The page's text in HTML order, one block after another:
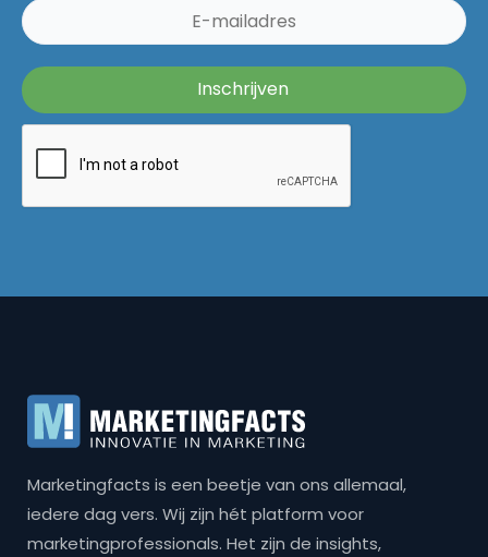
Marketingfacts is een beetje van ons allemaal,
iedere dag vers. Wij zijn hét platform voor
marketingprofessionals. Het zijn de insights,